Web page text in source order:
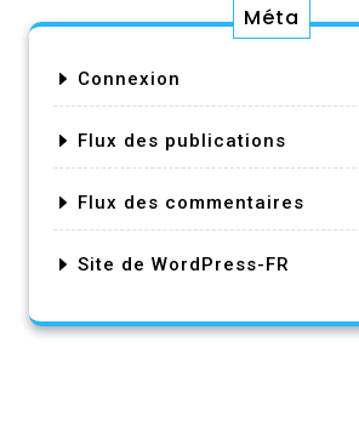
Méta
Connexion
Flux des publications
Flux des commentaires
Site de WordPress-FR